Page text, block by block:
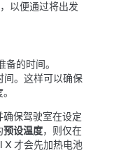
以便通过将出发
备的时间。
间。这样可以确保
保驾驶室在设定
预设温度，则仅在
X 才会先加热电池